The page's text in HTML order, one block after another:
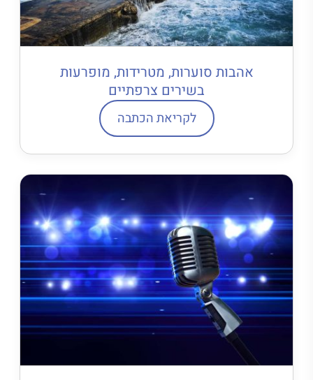
אהבות סוערות, מטרידות, מופרעות
בשירים צרפתיים
לקריאת הכתבה